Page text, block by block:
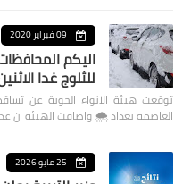
09 فبراير 2020
اليكم
للثلوج غدا
توقعت هيئة الانواء الجوية عن
العاصمة بغداد ⁦🌨️⁩ واضافت الهيئة ان غدا الاثنين …
25 مايو 2026